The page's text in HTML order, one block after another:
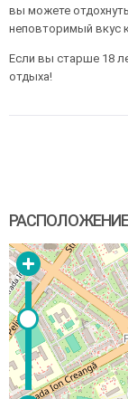
вы можете
неповторимый вкус
Если вы старше 18
отдыха!